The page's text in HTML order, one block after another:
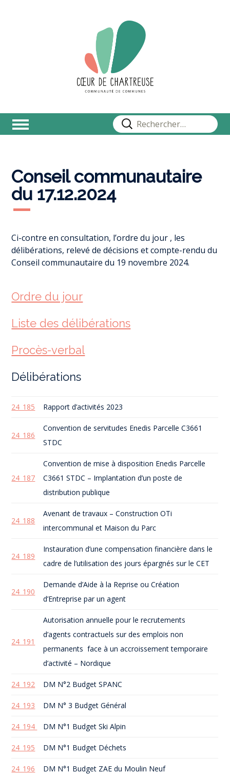
Rechercher :
Conseil communautaire
du 17.12.2024
Ci-contre en consultation, l’ordre du jour , les
délibérations, relevé de décisions et compte-rendu du
Conseil communautaire du 19 novembre 2024.
Ordre du jour
Liste des délibérations
Procès-verbal
Délibérations
24_185 Rapport d’activités 2023
24_186
Convention de servitudes Enedis Parcelle C3661
STDC
24_187
Convention de mise à disposition Enedis Parcelle
C3661 STDC – Implantation d’un poste de
distribution publique
24_188
Avenant de travaux – Construction OTi
intercommunal et Maison du Parc
24_189
Instauration d’une compensation financière dans le
cadre de l’utilisation des jours épargnés sur le CET
24_190
Demande d’Aide à la Reprise ou Création
d’Entreprise par un agent
24_191
Autorisation annuelle pour le recrutements
d’agents contractuels sur des emplois non
permanents face à un accroissement temporaire
d’activité – Nordique
24_192 DM N°2 Budget SPANC
24_193 DM N° 3 Budget Général
24_194 DM N°1 Budget Ski Alpin
24_195 DM N°1 Budget Déchets
24_196 DM N°1 Budget ZAE du Moulin Neuf